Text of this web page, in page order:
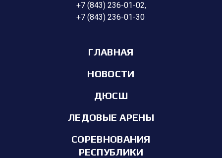
+7 (843) 236-01-02,
+7 (843) 236-01-30
ГЛАВНАЯ
НОВОСТИ
ДЮСШ
ЛЕДОВЫЕ АРЕНЫ
СОРЕВНОВАНИЯ
РЕСПУБЛИКИ